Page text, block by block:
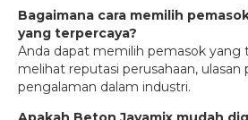
Bagaimana cara memilih
yang terpercaya?
Anda dapat memilih pemasok yang
melihat reputasi perusahaan, ulasan
pengalaman dalam industri.